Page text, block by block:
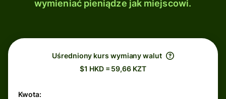
wymieniać pieniądze jak miejscowi.
Uśredniony kurs wymiany walut
$1 HKD = 59,66 KZT
Kwota: